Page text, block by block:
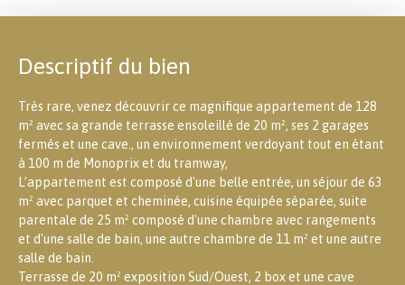
Descriptif du bien
Très rare, venez découvrir ce magnifique appartement de 128
m² avec sa grande terrasse ensoleillé de 20 m², ses 2 garages
fermés et une cave., un environnement verdoyant tout en étant
à 100 m de Monoprix et du tramway,
L’appartement est composé d'une belle entrée, un séjour de 63
m² avec parquet et cheminée, cuisine équipée séparée, suite
parentale de 25 m² composé d'une chambre avec rangements
et d'une salle de bain, une autre chambre de 11 m² et une autre
salle de bain.
Terrasse de 20 m² exposition Sud/Ouest, 2 box et une cave